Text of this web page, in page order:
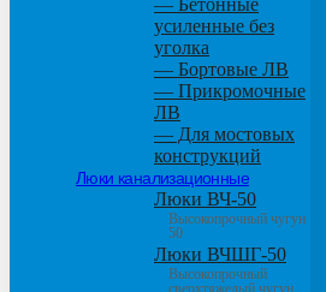
усиленные без
уголка
— Бортовые ЛВ
— Прикромочные
ЛВ
— Для мостовых
конструкций
Люки канализационные
Люки ВЧ-50
Высокопрочный чугун
50
Люки ВЧШГ-50
Высокопрочный
сверхтяжелый чугун